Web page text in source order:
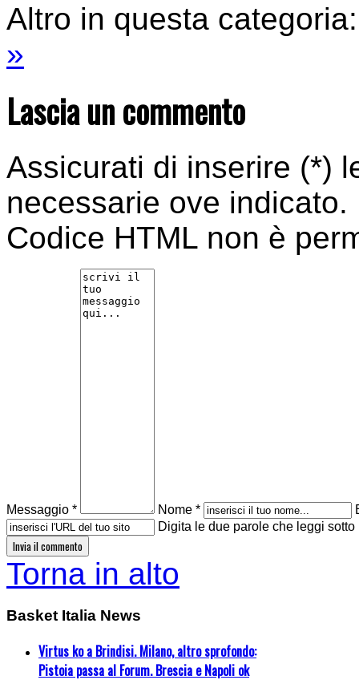
Altro in questa categoria:
»
Lascia un commento
Assicurati di inserire (*)
necessarie ove indicato.
Codice HTML non è
Messaggio * Nome *
Digita le due parole che leggi sotto
Torna in alto
Basket Italia News
Virtus ko a Brindisi. Milano, altro sprofondo:
Pistoia passa al Forum. Brescia e Napoli ok